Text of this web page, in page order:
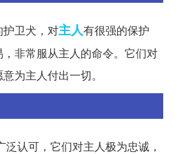
卫犬，对主人有很强的保护
非常服从主人的命令。它们对
为主人付出一切。
泛认可，它们对主人极为忠诚，